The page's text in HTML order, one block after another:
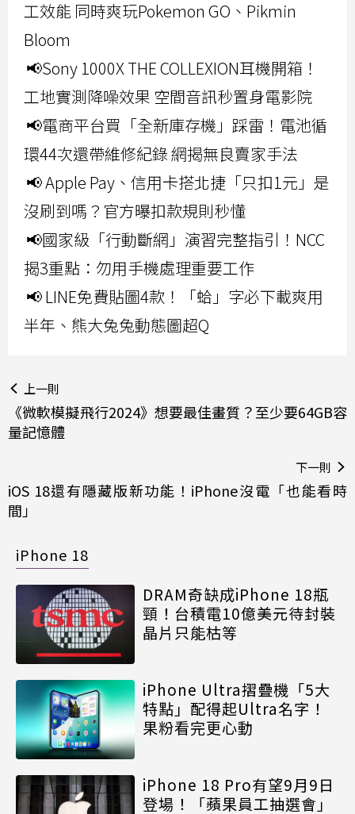
工效能 同時爽玩Pokemon GO、Pikmin
Bloom
📢Sony 1000X THE COLLEXION耳機開箱！
工地實測降噪效果 空間音訊秒置身電影院
📢電商平台買「全新庫存機」踩雷！電池循
環44次還帶維修紀錄 網揭無良賣家手法
📢 Apple Pay、信用卡搭北捷「只扣1元」是
沒刷到嗎？官方曝扣款規則秒懂
📢國家級「行動斷網」演習完整指引！NCC
揭3重點：勿用手機處理重要工作
📢 LINE免費貼圖4款！「蛤」字必下載爽用
半年、熊大兔兔動態圖超Q
上一則
《微軟模擬飛行2024》想要最佳畫質？至少要64GB容
量記憶體
下一則
iOS 18還有隱藏版新功能！iPhone沒電「也能看時
間」
iPhone 18
DRAM奇缺成iPhone 18瓶
頸！台積電10億美元待封裝
晶片只能枯等
iPhone Ultra摺疊機「5大
特點」配得起Ultra名字！
果粉看完更心動
iPhone 18 Pro有望9月9日
登場！「蘋果員工抽選會」